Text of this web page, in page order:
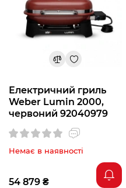
Електричний гриль
Weber Lumin 2000,
червоний 92040979
Немає в наявності
54 879 ₴